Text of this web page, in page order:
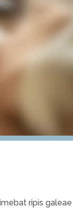
ripis galeae